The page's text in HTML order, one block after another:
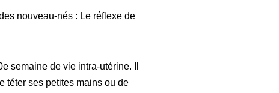
nouveau-nés : Le réflexe de
semaine de vie intra-utérine. Il
téter ses petites mains ou de